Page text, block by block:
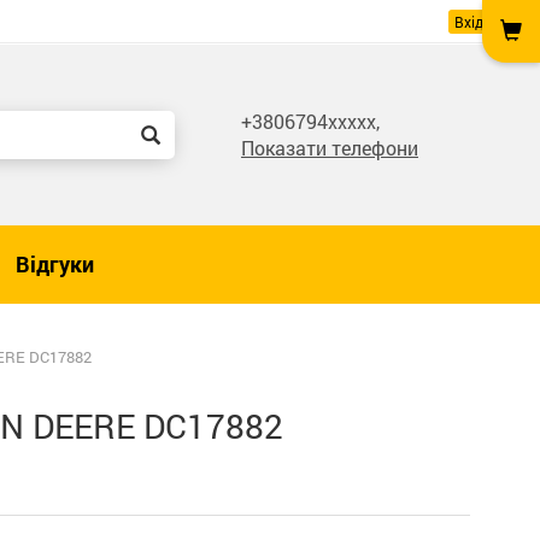
Вхід
+3806794xxxxx,
Показати телефони
Відгуки
DC17882
DEERE DC17882